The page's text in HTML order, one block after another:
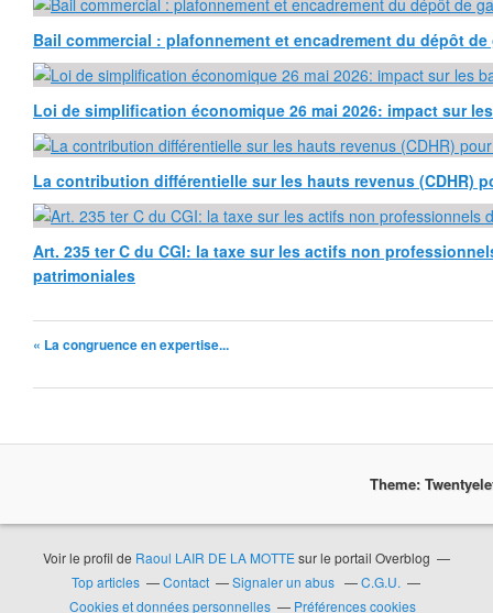
Bail commercial : plafonnement et encadrement du dépôt de
Loi de simplification économique 26 mai 2026: impact sur
La contribution différentielle sur les hauts revenus (CDHR)
Art. 235 ter C du CGI: la taxe sur les actifs non
patrimoniales
« La congruence en expertise...
Theme:
Voir le profil de Raoul LAIR DE LA MOTTEsur le portail Overblog
Top articles
Contact Signaler un abus
C.G.U.
Cookies et données personnelles
Préférences cookies